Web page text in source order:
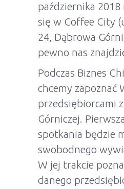
października 2018
się w Coffee City
24, Dąbrowa
pewno nas
Podczas Biznes
chcemy zapoznać
przedsiębiorcami
Górniczej.
spotkania będzie
swobodnego
W jej trakcie
danego